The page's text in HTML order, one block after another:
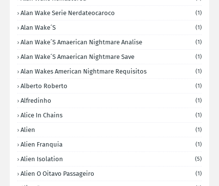
Alan Wake Serie Nerdateocaroco (1)
Alan Wake´s (1)
Alan Wake´s Amaerican Nightmare Analise (1)
Alan Wake´s Amaerican Nightmare Save (1)
Alan Wakes American Nightmare Requisitos (1)
Alberto Roberto (1)
Alfredinho (1)
Alice In Chains (1)
Alien (1)
Alien Franquia (1)
Alien Isolation (5)
Alien O Oitavo Passageiro (1)